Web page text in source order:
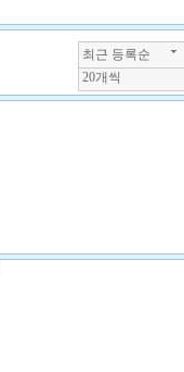
최근 등록순
20개씩